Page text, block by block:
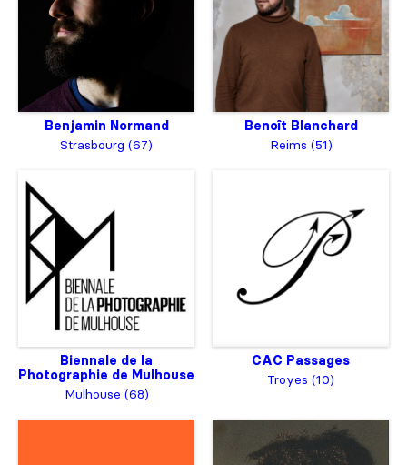
Benjamin Normand
Strasbourg (67)
Benoît Blanchard
Reims (51)
Biennale de la
Photographie de Mulhouse
Mulhouse (68)
CAC Passages
Troyes (10)